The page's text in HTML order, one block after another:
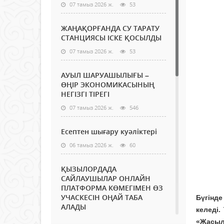
07 тамыз 2026 ж. 53
ЖАҢАҚОРҒАНДА СУ ТАРАТУ
СТАНЦИЯСЫ ІСКЕ ҚОСЫЛДЫ
07 тамыз 2026 ж. 53
АУЫЛ ШАРУАШЫЛЫҒЫ –
ӨҢІР ЭКОНОМИКАСЫНЫҢ
НЕГІЗГІ ТІРЕГІ
07 тамыз 2026 ж. 546
Есептен шығару куәліктері
06 тамыз 2026 ж. 60
ҚЫЗЫЛОРДАДА
САЙЛАУШЫЛАР ОНЛАЙН
ПЛАТФОРМА КӨМЕГІМЕН ӨЗ
УЧАСКЕСІН ОҢАЙ ТАБА
АЛАДЫ
«Жасыл